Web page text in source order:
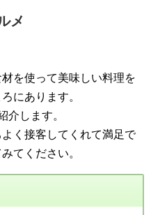
メ
を使って美味しい料理を
にあります。
介します。
く接客してくれて満足で
てください。